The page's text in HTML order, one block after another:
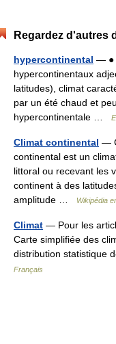
Regardez d'autres
hypercontinental — ●
hypercontinentaux
latitudes), climat
par un été chaud et
hypercontinentale …
Climat continental —
continental est un
littoral ou recevant les
continent à des
amplitude …
Wikipédia
Climat — Pour les
Carte simplifiée des
distribution statistique
Français